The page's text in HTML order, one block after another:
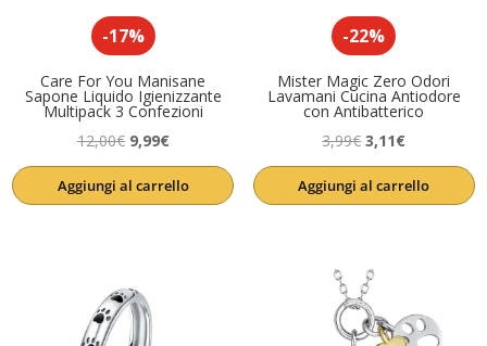
-17%
Care For You Manisane
Sapone Liquido Igienizzante
Multipack 3 Confezioni
12,00€ Il
prezzo
originale
9,99€Il
prezzo
attuale
Aggiungi al carrello
-22%
Mister Magic Zero Odori
Lavamani Cucina Antiodore
con Antibatterico
3,99€ Il
prezzo
originale
3,11€Il
prezzo
attuale
Aggiungi al carrello